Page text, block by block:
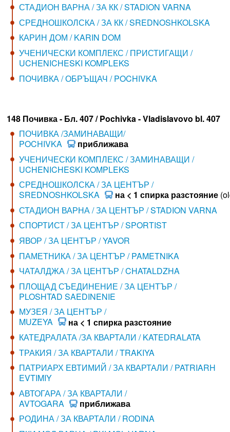
СТАДИОН ВАРНА / ЗА КК / STADION VARNA
СРЕДНОШКОЛСКА / ЗА КК / SREDNOSHKOLSKA
КАРИН ДОМ / KARIN DOM
УЧЕНИЧЕСКИ КОМПЛЕКС / ПРИСТИГАЩИ /
UCHENICHESKI KOMPLEKS
ПОЧИВКА / ОБРЪЩАЧ / POCHIVKA
148 Почивка - Бл. 407 / Pochivka - Vladislavovo bl. 407
ПОЧИВКА /ЗАМИНАВАЩИ/
POCHIVKA
приближава
УЧЕНИЧЕСКИ КОМПЛЕКС / ЗАМИНАВАЩИ /
UCHENICHESKI KOMPLEKS
СРЕДНОШКОЛСКА / ЗА ЦЕНТЪР /
SREDNOSHKOLSKA
на < 1 спирка разстояние
СТАДИОН ВАРНА / ЗА ЦЕНТЪР / STADION VARNA
СПОРТИСТ / ЗА ЦЕНТЪР / SPORTIST
ЯВОР / ЗА ЦЕНТЪР / YAVOR
ПАМЕТНИКА / ЗА ЦЕНТЪР / PAMETNIKA
ЧАТАЛДЖА / ЗА ЦЕНТЪР / CHATALDZHA
ПЛОЩАД СЪЕДИНЕНИЕ / ЗА ЦЕНТЪР /
PLOSHTAD SAEDINENIE
МУЗЕЯ / ЗА ЦЕНТЪР /
MUZEYA
на < 1 спирка разстояние
КАТЕДРАЛАТА /ЗА КВАРТАЛИ / KATEDRALATA
ТРАКИЯ / ЗА КВАРТАЛИ / TRAKIYA
ПАТРИАРХ ЕВТИМИЙ / ЗА КВАРТАЛИ / PATRIARH
EVTIMIY
АВТОГАРА / ЗА КВАРТАЛИ /
AVTOGARA
приближава
РОДИНА / ЗА КВАРТАЛИ / RODINA